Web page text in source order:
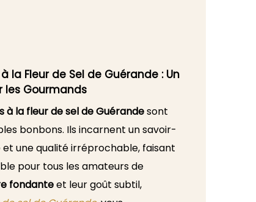
la Fleur de Sel de Guérande : Un
les Gourmands
la fleur de sel de Guérandesont
bonbons. Ils incarnent un savoir-
et une qualité irréprochable, faisant
pour tous les amateurs de
fondanteet leur goût subtil,